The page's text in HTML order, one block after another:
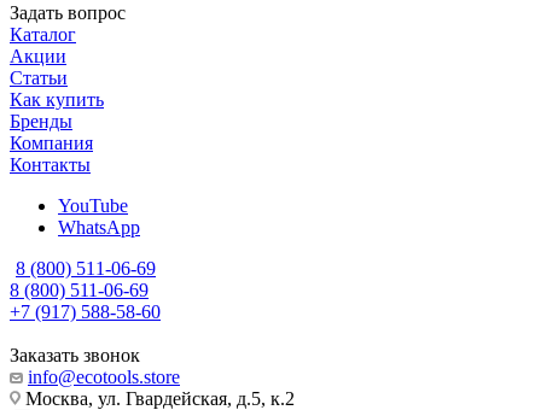
Задать вопрос
Каталог
Акции
Статьи
Как купить
Бренды
Компания
Контакты
YouTube
WhatsApp
8 (800) 511-06-69
8 (800) 511-06-69
+7 (917) 588-58-60
Заказать звонок
info@ecotools.store
Москва, ул. Гвардейская, д.5, к.2